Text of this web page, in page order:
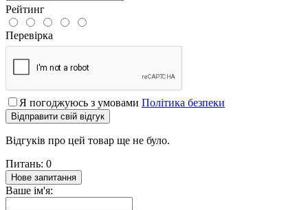
Рейтинг
Перевірка
Я погоджуюсь з умовами Політика безпеки
Відправити свій відгук
Відгуків про цей товар ще не було.
Питань: 0
Нове запитання
Ваше ім'я: